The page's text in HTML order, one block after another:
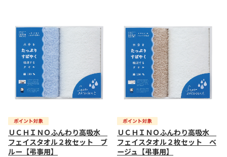
ＵＣＨＩＮＯふんわり高吸水
フェイスタオル２枚セット ブ
ルー【弔事用】
ＵＣＨＩＮＯふんわり高吸水
フェイスタオル２枚セット ベ
ージュ【弔事用】